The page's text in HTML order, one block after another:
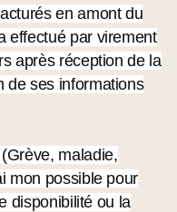
en amont du
effectué par virement
après réception de la
de ses informations
maladie,
mon possible pour
disponibilité ou la